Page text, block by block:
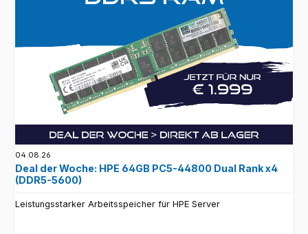
04.08.26
Deal der Woche: HPE 64GB PC5-44800 Dual Rank x4
(DDR5-5600)
Leistungsstarker Arbeitsspeicher für HPE Server